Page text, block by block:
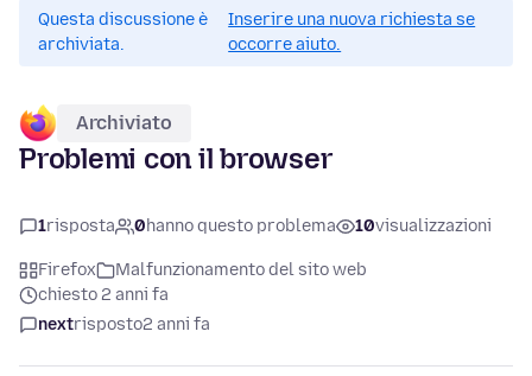
Questa discussione è
archiviata.
Inserire una nuova richiesta se
occorre aiuto.
Archiviato
Problemi con il browser
1risposta 0hanno questo problema 10visualizzazioni
Firefox
Malfunzionamento del sito web
chiesto 2 anni fa
nextrisposto2 anni fa